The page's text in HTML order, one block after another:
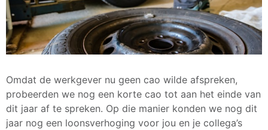
Omdat de werkgever nu geen cao wilde afspreken,
probeerden we nog een korte cao tot aan het einde van
dit jaar af te spreken. Op die manier konden we nog dit
jaar nog een loonsverhoging voor jou en je collega’s